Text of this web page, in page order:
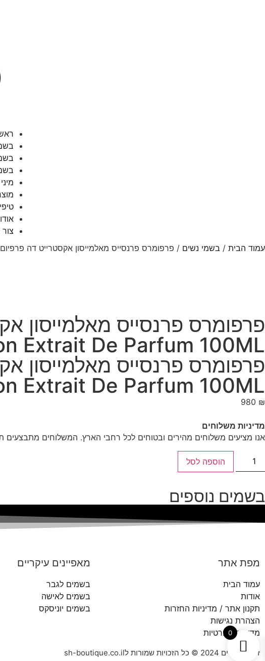
עמוד הבית / בשמי נשים / פרפומרס פרנסייס מאלמייסון אקסטרייט דה פרפיום Parfumeurs Francais Malmaison Extrait De Parfum 100ML
Extrait De Parfum 100ML
Extrait De Parfum 100ML
980 ₪
מדיניות משלוחים
אנו מציעים משלוחים מהירים ובטוחים לכל רחבי הארץ. המשלוחים מתבצעים
הוספה לסל
בשמים נוספים
מפת אתר
עמוד הבית
אודות
תקנון אתר / מדיניות החזרות
הצהרת נגישות
מדיניות הפרטיות
מאפיינים עיקריים
בשמים לגבר
בשמים לאישה
בשמים יוניסקס
זכויות יוצרים 2024 © כל הזכויות שמורות לsh-boutique.co.il
0